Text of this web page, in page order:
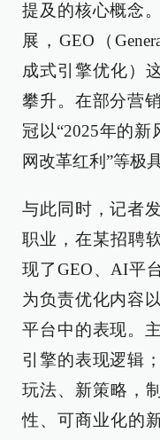
提及的核心概念
展，GEO（
成式引擎优化）
攀升。在部分营
冠以“2025年的新
网改革红利”等极
与此同时，记者
职业，在某招聘
现了GEO、AI平
为负责优化内容
平台中的表现。
引擎的表现逻辑
玩法、新策略，
性、可商业化的